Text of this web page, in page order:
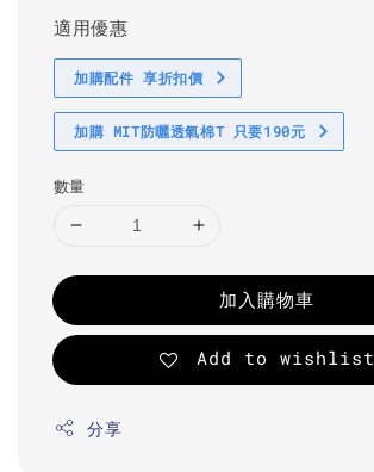
適用優惠
加購配件 享折扣價
加購 MIT防曬透氣棉T 只要190元
數量
加入購物車
Add to wishlist
分享